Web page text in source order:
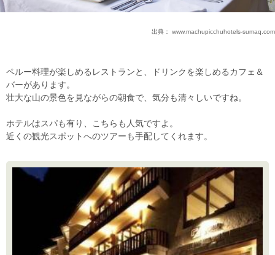
出典： www.machupicchuhotels-sumaq.com
ペルー料理が楽しめるレストランと、ドリンクを楽しめるカフェ＆
バーがあります。
壮大な山の景色を見ながらの朝食で、気分も清々しいですね。
ホテルはスパも有り、こちらも人気ですよ。
近くの観光スポットへのツアーも手配してくれます。